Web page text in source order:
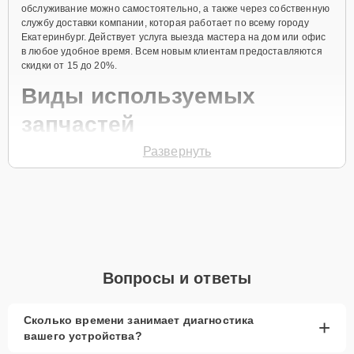
обслуживание можно самостоятельно, а также через собственную
службу доставки компании, которая работает по всему городу
Екатеринбург. Действует услуга выезда мастера на дом или офис
в любое удобное время. Всем новым клиентам предоставляются
скидки от 15 до 20%.
Виды используемых
запчастей
Для ремонта ноутбука модели MateBook 13 предлагаются как
активное использование устройства дольше
При наличии планов в скором времени заменить
Развернуть
Вопросы и ответы
Сколько времени занимает диагностика
вашего устройства?
+